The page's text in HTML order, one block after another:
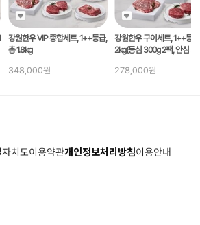
강원한우 VIP 종합세트, 1++등급,
총 1.8kg
348,000원
강원한우 구이세트, 1++등급
2kg(등심 300g 2팩, 안심
278,000원
치도이용약관개인정보처리방침이용안내